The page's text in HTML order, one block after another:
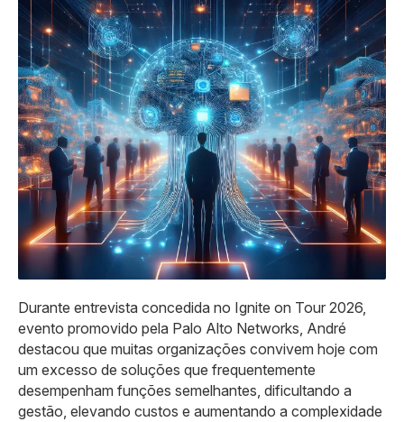
Durante entrevista concedida no Ignite on Tour 2026,
evento promovido pela Palo Alto Networks, André
destacou que muitas organizações convivem hoje com
um excesso de soluções que frequentemente
desempenham funções semelhantes, dificultando a
gestão, elevando custos e aumentando a complexidade